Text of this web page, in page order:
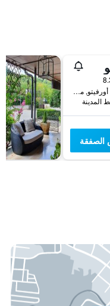
C. Cavour n. 343, أورفيتو, مقاطعة تيرني, إيطاليا